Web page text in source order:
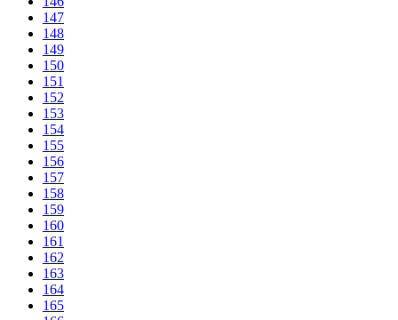
147
148
149
150
151
152
153
154
155
156
157
158
159
160
161
162
163
164
165